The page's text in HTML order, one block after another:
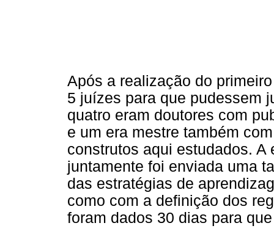
Após a realização do
5 juízes para que pudessem
quatro eram doutores com
e um era mestre também
construtos aqui estudados.
juntamente foi enviada uma
das estratégias de
como com a definição dos
foram dados 30 dias para